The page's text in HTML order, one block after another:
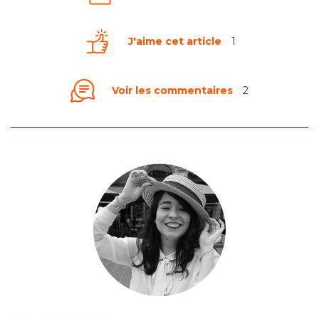
J'aime cet article 1
Voir les commentaires 2